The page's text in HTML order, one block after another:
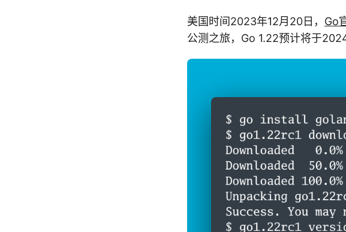
美国时间2023年12月20日， Go
公测之旅，Go 1.22预计将于